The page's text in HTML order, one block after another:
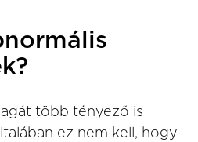
több tényező is
ez nem kell, hogy